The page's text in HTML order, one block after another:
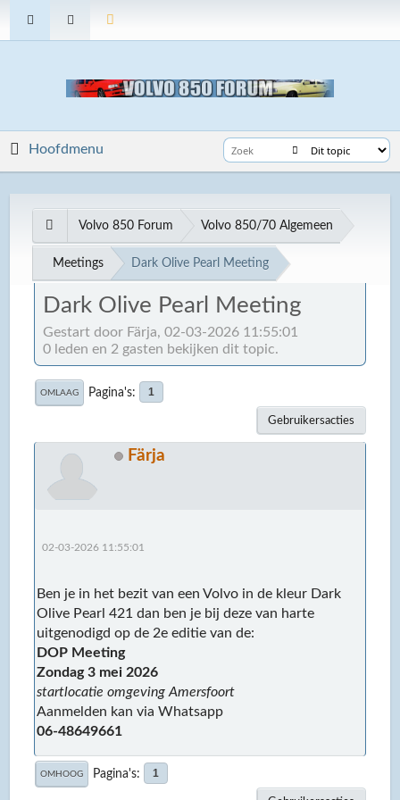
Hoofdmenu
Volvo 850 Forum Volvo 850/70 Algemeen
Meetings Dark Olive Pearl Meeting
Dark Olive Pearl Meeting
Gestart door Färja, 02-03-2026 11:55:01
0 leden en 2 gasten bekijken dit topic.
OMLAAG Pagina's 1
Gebruikersacties
Färja
02-03-2026 11:55:01
Ben je in het bezit van een Volvo in de kleur Dark
Olive Pearl 421 dan ben je bij deze van harte
uitgenodigd op de 2e editie van de:
DOP Meeting
Zondag 3 mei 2026
startlocatie omgeving Amersfoort
Aanmelden kan via Whatsapp
06-48649661
OMHOOG Pagina's 1